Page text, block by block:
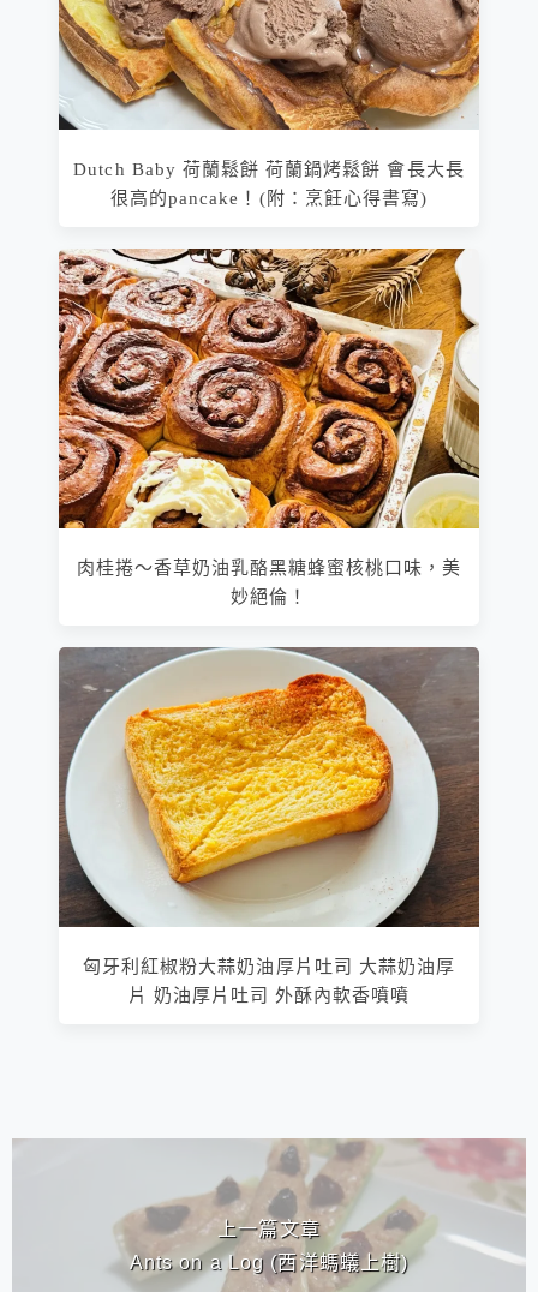
Dutch Baby 荷蘭鬆餅 荷蘭鍋烤鬆餅 會長大長
很高的pancake！(附：烹飪心得書寫)
肉桂捲～香草奶油乳酪黑糖蜂蜜核桃口味，美
妙絕倫！
匈牙利紅椒粉大蒜奶油厚片吐司 大蒜奶油厚
片 奶油厚片吐司 外酥內軟香噴噴
上一篇文章
Ants on a Log (西洋螞蟻上樹)